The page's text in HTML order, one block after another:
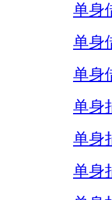
单身
单身
单身
单身
单身
单身